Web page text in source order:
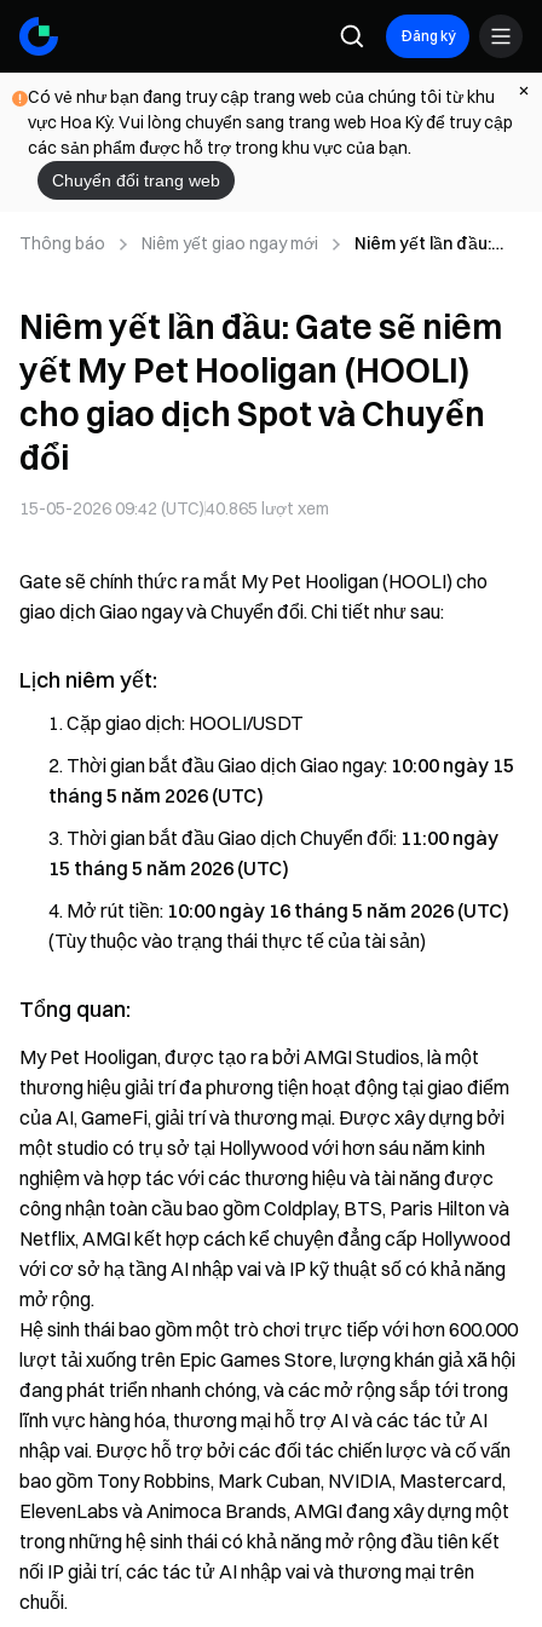
Đăng ký
Có vẻ như bạn đang truy cập trang web của chúng tôi từ khu
vực Hoa Kỳ. Vui lòng chuyển sang trang web Hoa Kỳ để truy cập
các sản phẩm được hỗ trợ trong khu vực của bạn.
Chuyển đổi trang web
Thông báo Niêm yết giao ngay mới
Niêm yết lần đầu:
(HOOLI) cho giao
dịch Spot và Chuyển
đổi
Niêm yết lần đầu: Gate sẽ niêm
yết My Pet Hooligan (HOOLI)
cho giao dịch Spot và Chuyển
đổi
15-05-2026 09:42 (UTC)40.865 lượt xem
Gate sẽ chính thức ra mắt My Pet Hooligan (HOOLI) cho
giao dịch Giao ngay và Chuyển đổi. Chi tiết như sau:
Lịch niêm yết:
Cặp giao dịch: HOOLI/USDT
Thời gian bắt đầu Giao dịch Giao ngay: 10:00 ngày 15
tháng 5 năm 2026 (UTC)
Thời gian bắt đầu Giao dịch Chuyển đổi: 11:00 ngày
15 tháng 5 năm 2026 (UTC)
Mở rút tiền: 10:00 ngày 16 tháng 5 năm 2026 (UTC)
(Tùy thuộc vào trạng thái thực tế của tài sản)
Tổng quan:
My Pet Hooligan, được tạo ra bởi AMGI Studios, là một
thương hiệu giải trí đa phương tiện hoạt động tại giao điểm
của AI, GameFi, giải trí và thương mại. Được xây dựng bởi
một studio có trụ sở tại Hollywood với hơn sáu năm kinh
nghiệm và hợp tác với các thương hiệu và tài năng được
công nhận toàn cầu bao gồm Coldplay, BTS, Paris Hilton và
Netflix, AMGI kết hợp cách kể chuyện đẳng cấp Hollywood
với cơ sở hạ tầng AI nhập vai và IP kỹ thuật số có khả năng
mở rộng.
Hệ sinh thái bao gồm một trò chơi trực tiếp với hơn 600.000
lượt tải xuống trên Epic Games Store, lượng khán giả xã hội
đang phát triển nhanh chóng, và các mở rộng sắp tới trong
lĩnh vực hàng hóa, thương mại hỗ trợ AI và các tác tử AI
nhập vai. Được hỗ trợ bởi các đối tác chiến lược và cố vấn
bao gồm Tony Robbins, Mark Cuban, NVIDIA, Mastercard,
ElevenLabs và Animoca Brands, AMGI đang xây dựng một
trong những hệ sinh thái có khả năng mở rộng đầu tiên kết
nối IP giải trí, các tác tử AI nhập vai và thương mại trên
chuỗi.